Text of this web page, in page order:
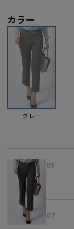
カラー
グレー
05
07